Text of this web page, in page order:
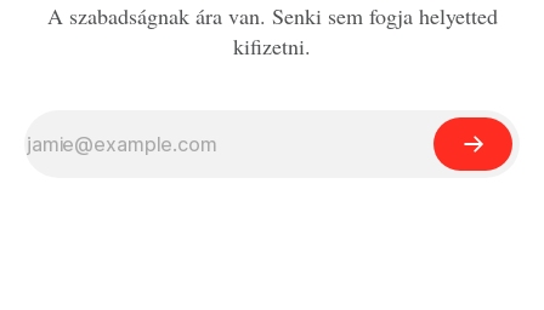
A szabadságnak ára van. Senki sem fogja helyetted
kifizetni.